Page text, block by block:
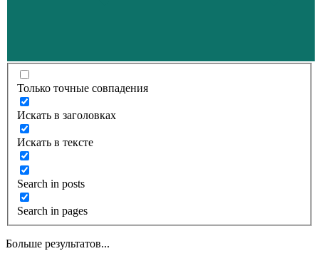
Только точные совпадения
Искать в заголовках
Искать в тексте
Search in posts
Search in pages
Больше результатов...